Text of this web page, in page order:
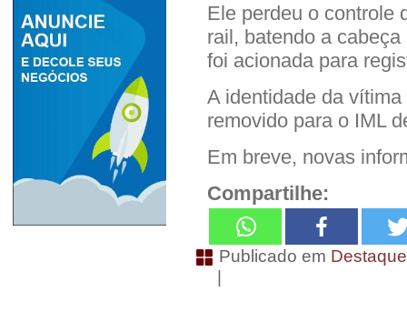
Ele perdeu o controle
rail, batendo a
foi acionada para
A identidade da
removido para o IML
Em breve, novas
Compartilhe:
Publicado em
|